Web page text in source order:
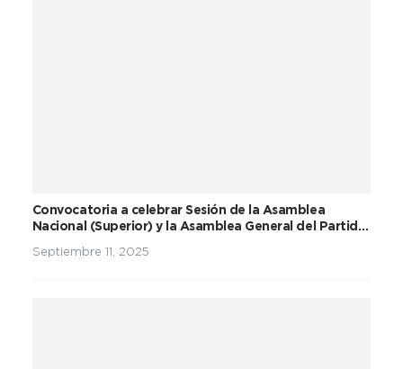
Convocatoria a celebrar Sesión de la Asamblea
Nacional (Superior) y la Asamblea General del Partido
Septiembre 11, 2025